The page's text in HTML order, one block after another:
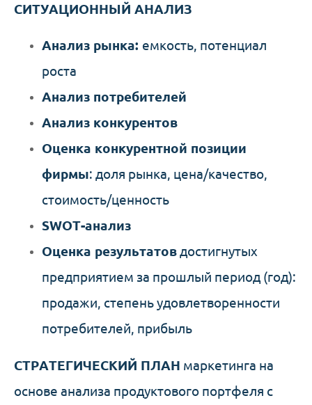
СИТУАЦИОННЫЙ АНАЛИЗ
Анализ рынка: емкость, потенциал
роста
Анализ потребителей
Анализ конкурентов
Оценка конкурентной позиции
фирмы: доля рынка, цена/качество,
стоимость/ценность
SWOT-анализ
Оценка результатовдостигнутых
предприятием за прошлый период (год):
продажи, степень удовлетворенности
потребителей, прибыль
СТРАТЕГИЧЕСКИЙ ПЛАН маркетинга на
основе анализа продуктового портфеля с